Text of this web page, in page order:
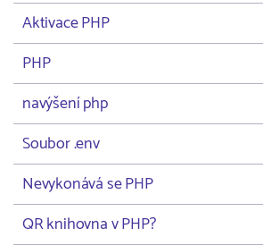
Aktivace PHP
PHP
navýšení php
Soubor .env
Nevykonává se PHP
QR knihovna v PHP?